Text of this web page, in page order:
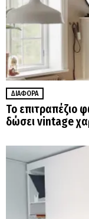
ΔΙΆΦΟΡΑ
Το επιτραπέζιο
δώσει vintage